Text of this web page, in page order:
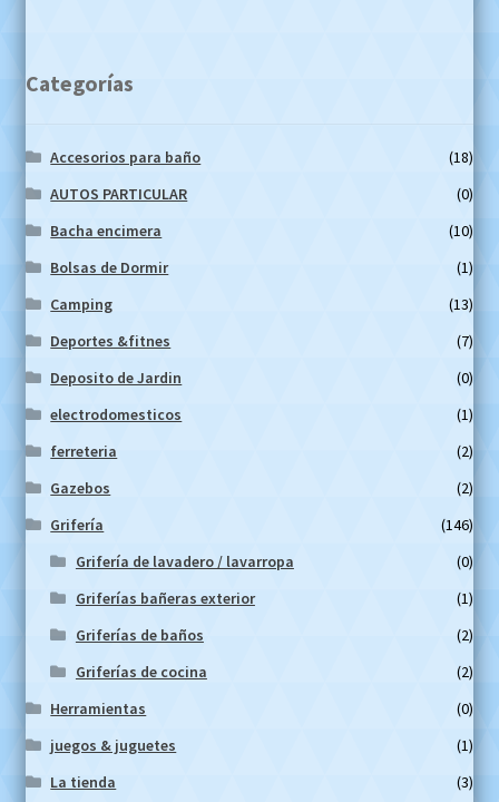
Categorías
Accesorios para baño
(18)
AUTOS PARTICULAR
(0)
Bacha encimera
(10)
Bolsas de Dormir
(1)
Camping
(13)
Deportes &fitnes
(7)
Deposito de Jardin
(0)
electrodomesticos
(1)
ferreteria
(2)
Gazebos
(2)
Grifería
(146)
Grifería de lavadero / lavarropa
(0)
Griferías bañeras exterior
(1)
Griferías de baños
(2)
Griferías de cocina
(2)
Herramientas
(0)
juegos & juguetes
(1)
La tienda
(3)